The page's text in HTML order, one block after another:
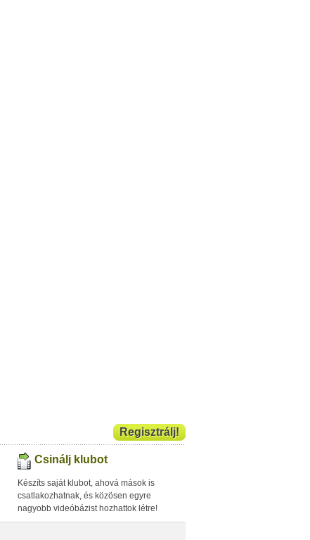
Regisztrálj!
Csinálj klubot
Készíts saját klubot, ahová mások is
csatlakozhatnak, és közösen egyre
nagyobb videóbázist hozhattok létre!